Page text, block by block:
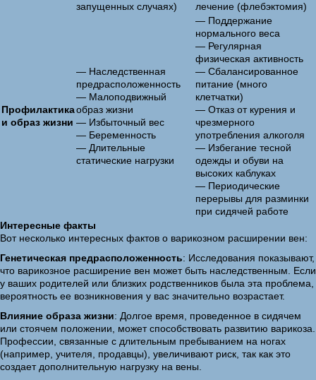
запущенных случаях)
лечение (флебэктомия)
Профилактика
и образ жизни
— Наследственная
предрасположенность
— Малоподвижный
образ жизни
— Избыточный вес
— Беременность
— Длительные
статические нагрузки
— Поддержание
нормального веса
— Регулярная
физическая активность
— Сбалансированное
питание (много
клетчатки)
— Отказ от курения и
чрезмерного
употребления алкоголя
— Избегание тесной
одежды и обуви на
высоких каблуках
— Периодические
перерывы для разминки
при сидячей работе
Интересные факты
Вот несколько интересных фактов о варикозном расширении вен:
Генетическая предрасположенность: Исследования показывают,
что варикозное расширение вен может быть наследственным. Если
у ваших родителей или близких родственников была эта проблема,
вероятность ее возникновения у вас значительно возрастает.
Влияние образа жизни: Долгое время, проведенное в сидячем
или стоячем положении, может способствовать развитию варикоза.
Профессии, связанные с длительным пребыванием на ногах
(например, учителя, продавцы), увеличивают риск, так как это
создает дополнительную нагрузку на вены.